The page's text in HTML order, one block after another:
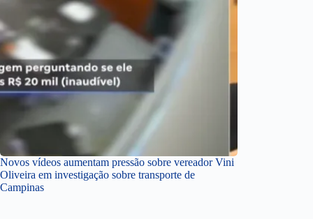
Novos vídeos aumentam pressão sobre vereador Vini
Oliveira em investigação sobre transporte de
Campinas